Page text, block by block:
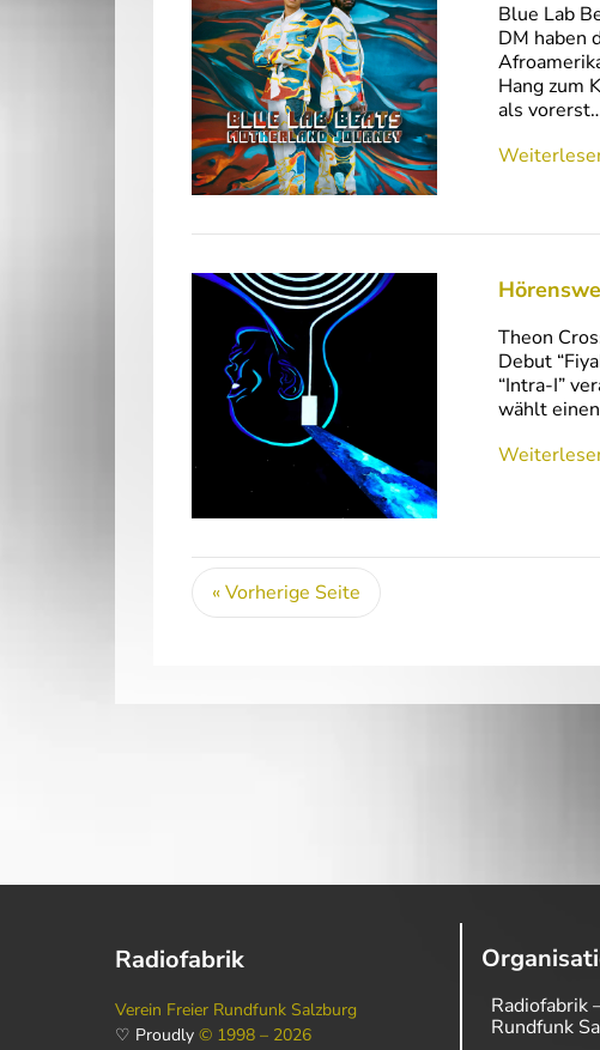
Blue Lab
DM haben
Hang zum
als
Theon
Debut
“Intra-I”
wählt
« Vorherige Seite
Radiofabrik
Verein Freier Rundfunk Salzburg
♡ Proudly © 1998 – 2026
Radiofabrik
Rundfunk